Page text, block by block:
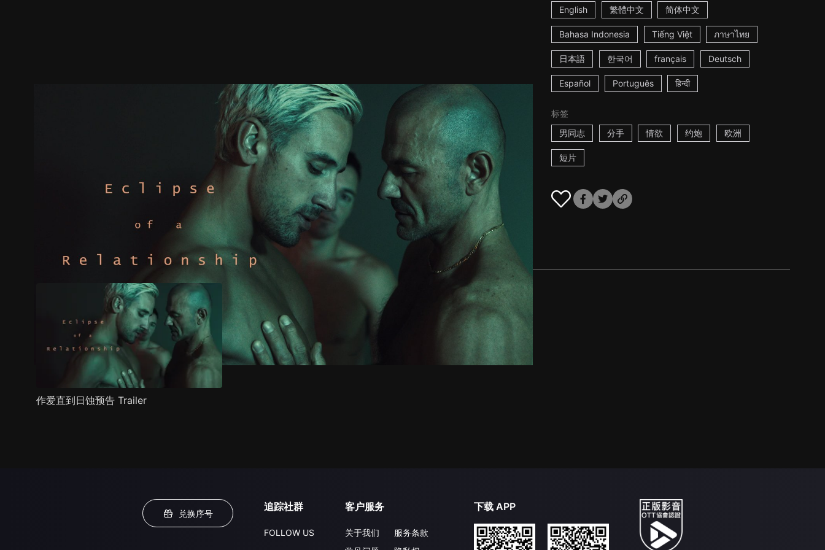
English 繁體中文 简体中文
Bahasa Indonesia Tiếng Việt ภาษาไทย
日本語 한국어 français Deutsch
Español Português हिन्दी
标签
男同志
分手 情欲 约炮 欧洲
短片
推荐影片 剧情介绍
作爱直到日蚀预告 Trailer
兑换序号
追踪社群
FOLLOW US
客户服务
关于我们
服务条款
下载 APP